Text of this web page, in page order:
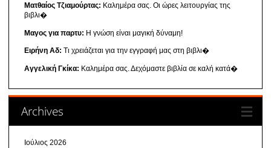
Ματθαίος Τζιαμούρτας: Καλημέρα σας. Οι ώρες λειτουργίας της
βιβλι�
Μαγος για παρτυ: Η γνώση είναι μαγική δύναμη!
Ειρήνη Αδ: Τι χρειάζεται για την εγγραφή μας στη βιβλι�
Αγγελική Γκίκα: Καλημέρα σας. Δεχόμαστε βιβλία σε καλή κατά�
Archives
Ιούλιος 2026